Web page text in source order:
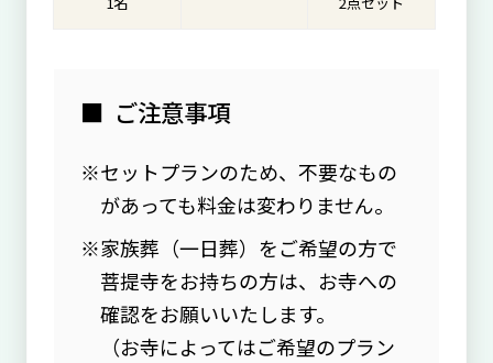
ご注意事項
セットプランのため、不要なもの
があっても料金は変わりません。
家族葬（一日葬）をご希望の方で
菩提寺をお持ちの方は、お寺への
確認をお願いいたします。
（お寺によってはご希望のプラン